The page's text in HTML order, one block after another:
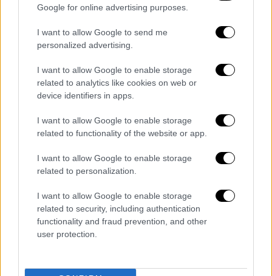
Google for online advertising purposes.
I want to allow Google to send me
personalized advertising.
I want to allow Google to enable storage
related to analytics like cookies on web or
device identifiers in apps.
I want to allow Google to enable storage
related to functionality of the website or app.
I want to allow Google to enable storage
related to personalization.
I want to allow Google to enable storage
related to security, including authentication
functionality and fraud prevention, and other
user protection.
Αθλητισμός |16.07.2024 22:18
Κλήρωση πρωταθλήματος Super